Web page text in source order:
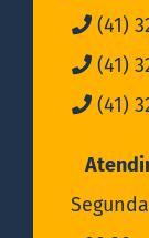
(41)
(41)
(41)